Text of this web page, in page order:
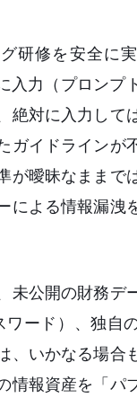
研修を安全に
入力（プロンプ
絶対に入力して
ガイドラインが
が曖昧なままで
による情報漏洩
未公開の財務デ
ワード）、独自
、いかなる場合
情報資産を「パ